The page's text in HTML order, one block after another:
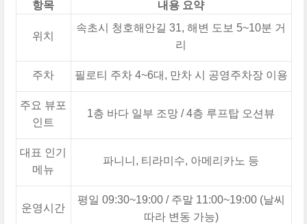
항목 내용 요약
위치
속초시 청호해안길 31, 해변 도보 5~10분 거
리
주차 필로티 주차 4~6대, 만차 시 공영주차장 이용
주요 뷰포
인트
1층 바다 일부 조망 / 4층 루프탑 오션뷰
대표 인기
메뉴
파니니, 티라미수, 아메리카노 등
운영시간
평일 09:30~19:00 / 주말 11:00~19:00 (날씨
따라 변동 가능)